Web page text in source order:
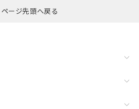
ページ先頭へ戻る